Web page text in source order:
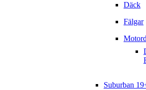
Däck
Fälgar
Suburban